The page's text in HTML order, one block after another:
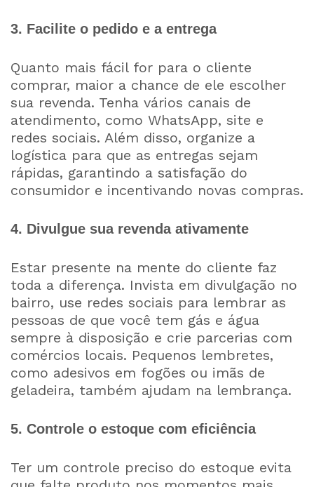
3. Facilite o pedido e a entrega
Quanto mais fácil for para o cliente
comprar, maior a chance de ele escolher
sua revenda. Tenha vários canais de
atendimento, como WhatsApp, site e
redes sociais. Além disso, organize a
logística para que as entregas sejam
rápidas, garantindo a satisfação do
consumidor e incentivando novas compras.
4. Divulgue sua revenda ativamente
Estar presente na mente do cliente faz
toda a diferença. Invista em divulgação no
bairro, use redes sociais para lembrar as
pessoas de que você tem gás e água
sempre à disposição e crie parcerias com
comércios locais. Pequenos lembretes,
como adesivos em fogões ou imãs de
geladeira, também ajudam na lembrança.
5. Controle o estoque com eficiência
Ter um controle preciso do estoque evita